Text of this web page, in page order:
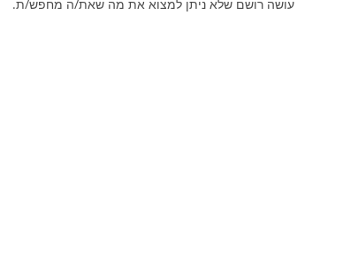
עושה רושם שלא ניתן למצוא את מה שאת/ה מחפש/ת.